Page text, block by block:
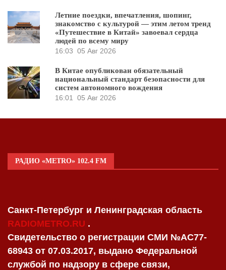
Летние поездки, впечатления, шопинг,
знакомство с культурой — этим летом тренд
«Путешествие в Китай» завоевал сердца
людей по всему миру
16:03 05 Авг 2026
В Китае опубликован обязательный
национальный стандарт безопасности для
систем автономного вождения
16:01
05 Авг 2026
РАДИО «METRO» 102.4 FM
Санкт-Петербург и Ленинградская область
RADIOMETRO.RU .
Свидетельство о регистрации СМИ №AC77-
68943 от 07.03.2017, выдано Федеральной
службой по надзору в сфере связи,